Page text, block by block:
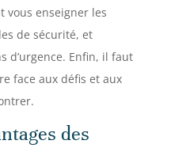
vous enseigner les
de sécurité, et
d’urgence. Enfin, il faut
face aux défis et aux
des